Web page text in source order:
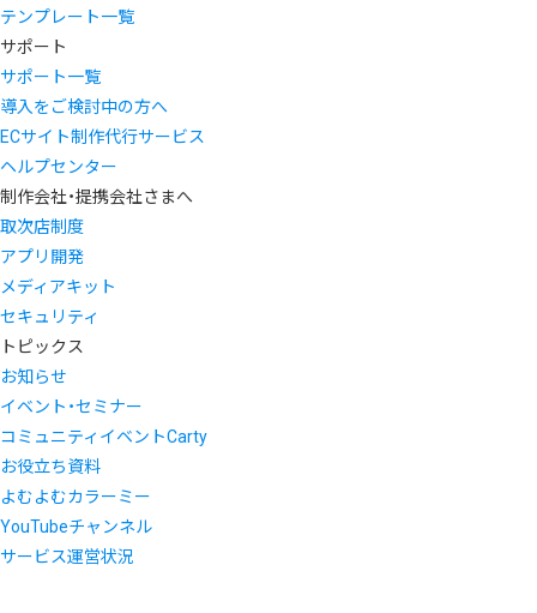
テンプレート一覧
サポート
サポート一覧
導入をご検討中の方へ
ECサイト制作代行サービス
ヘルプセンター
制作会社・提携会社さまへ
取次店制度
アプリ開発
メディアキット
セキュリティ
トピックス
お知らせ
イベント・セミナー
コミュニティイベントCarty
お役立ち資料
よむよむカラーミー
YouTubeチャンネル
サービス運営状況